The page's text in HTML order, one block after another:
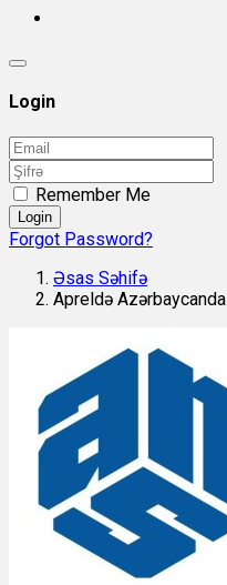
Login
Remember Me
Login
Forgot Password?
Əsas Səhifə
Apreldə